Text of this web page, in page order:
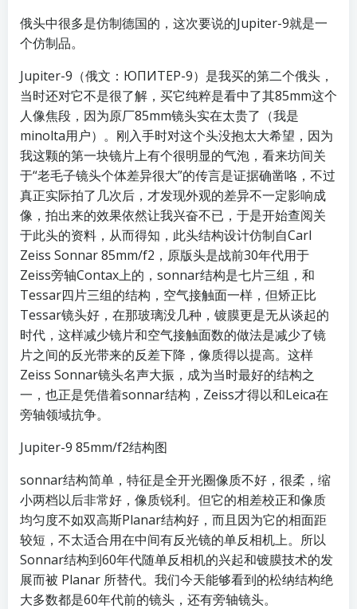
俄头中很多是仿制德国的，这次要说的Jupiter-9就是一
个仿制品。
Jupiter-9（俄文：ЮПИТЕР-9）是我买的第二个俄头，
当时还对它不是很了解，买它纯粹是看中了其85mm这个
人像焦段，因为原厂85mm镜头实在太贵了（我是
minolta用户）。刚入手时对这个头没抱太大希望，因为
我这颗的第一块镜片上有个很明显的气泡，看来坊间关
于“老毛子镜头个体差异很大”的传言是证据确凿咯，不过
真正实际拍了几次后，才发现外观的差异不一定影响成
像，拍出来的效果依然让我兴奋不已，于是开始查阅关
于此头的资料，从而得知，此头结构设计仿制自Carl
Zeiss Sonnar 85mm/f2，原版头是战前30年代用于
Zeiss旁轴Contax上的，sonnar结构是七片三组，和
Tessar四片三组的结构，空气接触面一样，但矫正比
Tessar镜头好，在那玻璃没几种，镀膜更是无从谈起的
时代，这样减少镜片和空气接触面数的做法是减少了镜
片之间的反光带来的反差下降，像质得以提高。这样
Zeiss Sonnar镜头名声大振，成为当时最好的结构之
一，也正是凭借着sonnar结构，Zeiss才得以和Leica在
旁轴领域抗争。
Jupiter-9 85mm/f2结构图
sonnar结构简单，特征是全开光圈像质不好，很柔，缩
小两档以后非常好，像质锐利。但它的相差校正和像质
均匀度不如双高斯Planar结构好，而且因为它的相面距
较短，不太适合用在中间有反光镜的单反相机上。所以
Sonnar结构到60年代随单反相机的兴起和镀膜技术的发
展而被 Planar 所替代。我们今天能够看到的松纳结构绝
大多数都是60年代前的镜头，还有旁轴镜头。